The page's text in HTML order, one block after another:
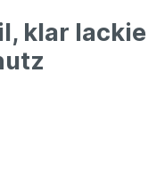
klar